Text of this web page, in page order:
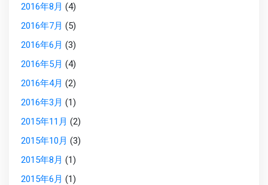
2016年8月 (4)
2016年7月 (5)
2016年6月 (3)
2016年5月 (4)
2016年4月 (2)
2016年3月 (1)
2015年11月 (2)
2015年10月 (3)
2015年8月 (1)
2015年6月 (1)